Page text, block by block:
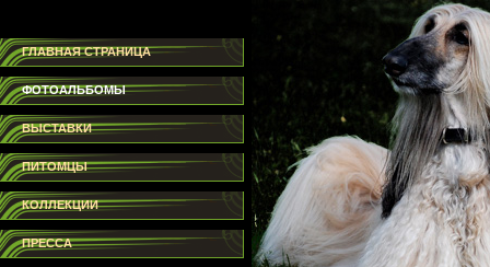
ГЛАВНАЯ СТРАНИЦА
ФОТОАЛЬБОМЫ
ВЫСТАВКИ
ПИТОМЦЫ
КОЛЛЕКЦИИ
ПРЕССА